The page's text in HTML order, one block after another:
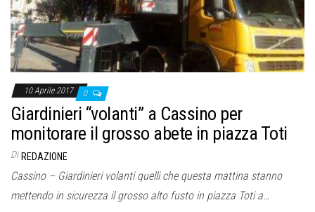
10 Aprile 2017 0
Giardinieri “volanti” a Cassino per
monitorare il grosso abete in piazza Toti
Di REDAZIONE
Cassino – Giardinieri volanti quelli che questa mattina stanno
mettendo in sicurezza il grosso alto fusto in piazza Toti a…